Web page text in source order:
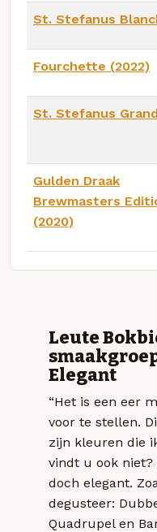
St. Stefanus
Fourchette (2022)
St. Stefanus
Gulden Draak
Brewmasters
(2020)
Leute
Elegant
“Het is een eer
voor te stellen.
zijn kleuren die
vindt u ook
doch elegant.
degusteer:
Quadrupel en